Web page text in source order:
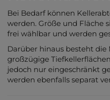
Bei Bedarf können
werden. Größe und Fläche
frei wählbar und werden
Darüber hinaus besteht die
großzügige
jedoch nur eingeschränkt
werden ebenfalls separat